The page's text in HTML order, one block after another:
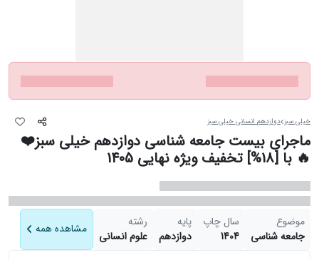
خیلی سبز دوازدهم انسانی خیلی سبز
ماجرای بیست جامعه شناسی دوازدهم خیلی سبز❤️
🔥 با [18%] تخفیف ویژه نهایی 1405
موضوع
جامعه شناسی
سال چاپ
1404
پایه
دوازدهم
رشته
علوم انسانی
مشاهده همه